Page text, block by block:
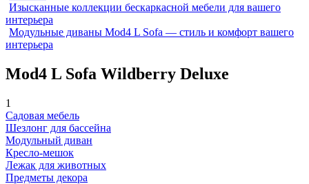
Изысканные коллекции бескаркасной мебели для вашего
интерьера
Модульные диваны Mod4 L Sofa — стиль и комфорт вашего
интерьера
Mod4 L Sofa Wildberry Deluxe
1
Садовая мебель
Шезлонг для бассейна
Модульный диван
Кресло-мешок
Лежак для животных
Предметы декора